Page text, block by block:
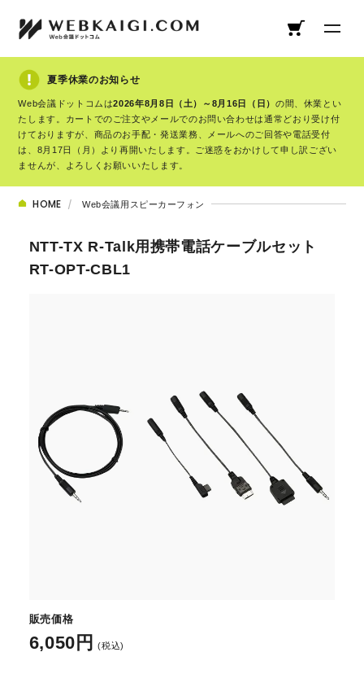
夏季休業のお知らせ
Web会議ドットコムは2026年8月8日（土）～8月16日（日） の間、休業とい
たします。カートでのご注文やメールでのお問い合わせは通常どおり受け付
けておりますが、商品のお手配・発送業務、メールへのご回答や電話受付
は、8月17日（月）より再開いたします。ご迷惑をおかけして申し訳ござい
ませんが、よろしくお願いいたします。
HOME Web会議用スピーカーフォン
NTT-TX R-Talk用携帯電話ケーブルセット
RT-OPT-CBL1
販売価格
6,050円 (税込)